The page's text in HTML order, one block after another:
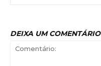
DEIXA UM COMENTÁRIO